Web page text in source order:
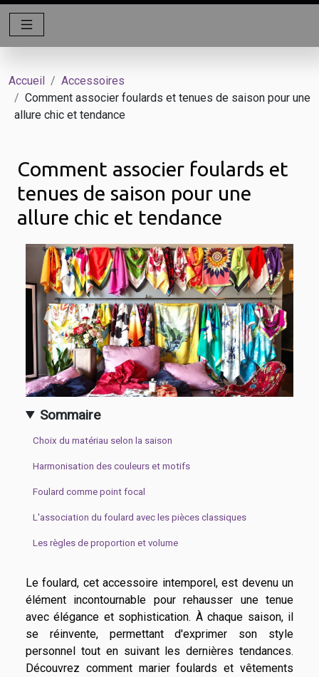
Accueil
Accessoires
Comment associer foulards et tenues de saison pour une
allure chic et tendance
Comment associer foulards et
tenues de saison pour une
allure chic et tendance
Sommaire
Choix du matériau selon la saison
Harmonisation des couleurs et motifs
Foulard comme point focal
L'association du foulard avec les pièces classiques
Les règles de proportion et volume
Le foulard, cet accessoire intemporel, est devenu un
élément incontournable pour rehausser une tenue
avec élégance et sophistication. À chaque saison, il
se réinvente, permettant d'exprimer son style
personnel tout en suivant les dernières tendances.
Découvrez comment marier foulards et vêtements